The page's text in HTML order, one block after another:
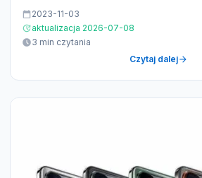
2023-11-03
aktualizacja 2026-07-08
3 min czytania
Czytaj dalej